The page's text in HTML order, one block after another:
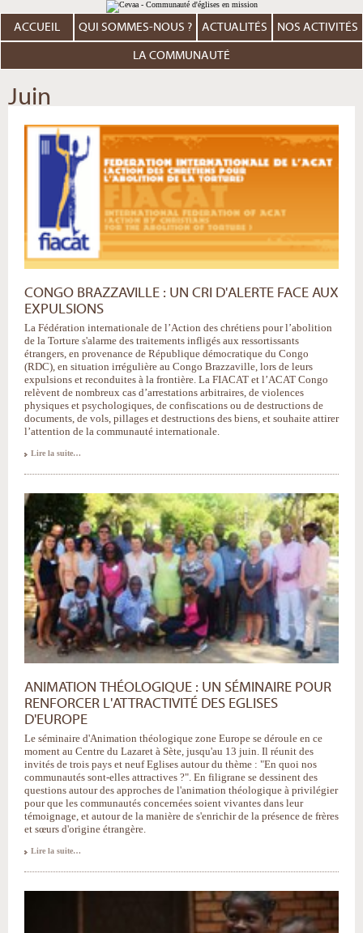
au
contenu.
Aller
personnels
ACCUEIL QUI SOMMES-NOUS ? ACTUALITÉS NOS ACTIVITÉS
LA COMMUNAUTÉ
Juin
CONGO BRAZZAVILLE : UN CRI D'ALERTE FACE AUX
EXPULSIONS
La Fédération internationale de l’Action des chrétiens pour l’abolition
de la Torture s'alarme des traitements infligés aux ressortissants
étrangers, en provenance de République démocratique du Congo
(RDC), en situation irrégulière au Congo Brazzaville, lors de leurs
expulsions et reconduites à la frontière. La FIACAT et l’ACAT Congo
relèvent de nombreux cas d’arrestations arbitraires, de violences
physiques et psychologiques, de confiscations ou de destructions de
documents, de vols, pillages et destructions des biens, et souhaite attirer
l’attention de la communauté internationale.
Lire la suite…
ANIMATION THÉOLOGIQUE : UN SÉMINAIRE POUR
RENFORCER L'ATTRACTIVITÉ DES EGLISES
D'EUROPE
Le séminaire d'Animation théologique zone Europe se déroule en ce
moment au Centre du Lazaret à Sète, jusqu'au 13 juin. Il réunit des
invités de trois pays et neuf Eglises autour du thème : "En quoi nos
communautés sont-elles attractives ?". En filigrane se dessinent des
questions autour des approches de l'animation théologique à privilégier
pour que les communautés concernées soient vivantes dans leur
témoignage, et autour de la manière de s'enrichir de la présence de frères
et sœurs d'origine étrangère.
Lire la suite…